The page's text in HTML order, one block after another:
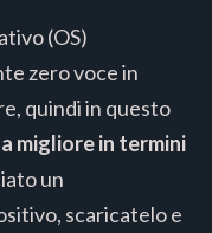
(OS)
zero voce in
quindi in questo
migliore in termini
un
scaricatelo e